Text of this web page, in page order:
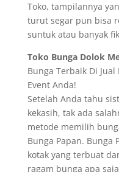
Toko, tampilannya
turut segar pun bisa
suntuk atau banyak
Toko Bunga Dolok
Bunga Terbaik Di
Event Anda!
Setelah Anda tahu
kekasih, tak ada
metode memilih
Bunga Papan. Bunga
kotak yang terbuat
ragam bunga apa